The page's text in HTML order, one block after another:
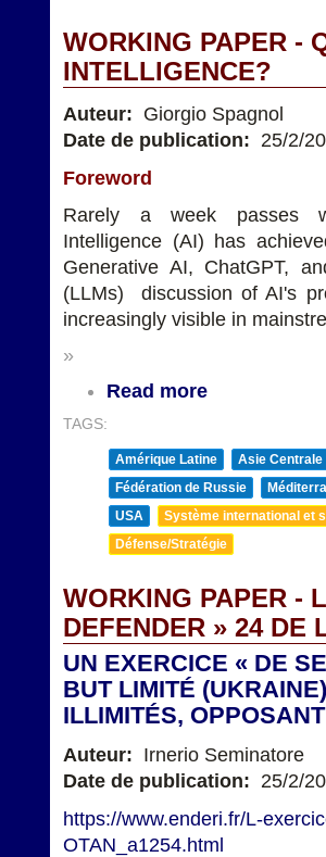
WORKING PAPER -
INTELLIGENCE?
Auteur: Giorgio Spagnol
Date de publication: 25/2/
Foreword
Rarely a week passes
Intelligence (AI) has
Generative AI, ChatGPT,
(LLMs) discussion of AI's
increasingly visible in
»
Read more
TAGS:
Amérique Latine
Asie Centrale
Fédération de Russie
USA
Système international et
Défense/Stratégie
WORKING PAPER -
DEFENDER » 24 DE
UN EXERCICE « DE
BUT LIMITÉ
ILLIMITÉS,
Auteur: Irnerio Seminatore
Date de publication: 25/2/
https://www.enderi.fr/L-
OTAN_a1254.html